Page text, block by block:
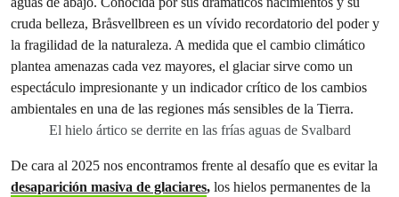
El hielo ártico se derrite en las frías aguas de Svalbard
De cara al 2025 nos encontramos frente al desafío que es evitar la
desaparición masiva de glaciares, los hielos permanentes de la